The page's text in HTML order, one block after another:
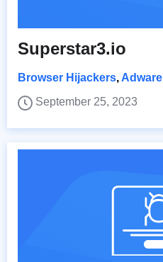
Superstar3.io
Browser Hijackers, Adware
September 25, 2023